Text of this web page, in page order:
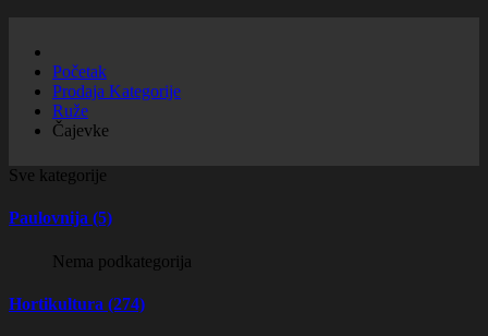
Početak
Prodaja Kategorije
Ruže
Čajevke
Sve kategorije
Paulovnija (5)
Nema podkategorija
Hortikultura (274)